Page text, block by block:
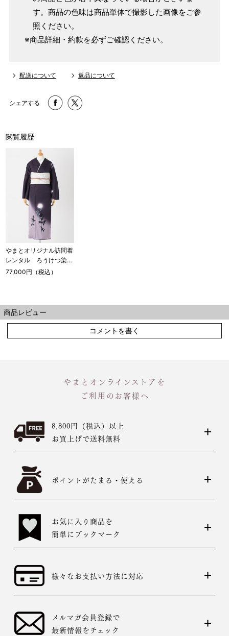
す。商品の色味は商品単体で撮影した画像をご参
照ください。
※商品詳細・約款を必ずご確認ください。
配送について 返品について
シェアする
閲覧履歴
やまとオリジナル訪問着
レンタル ろうけつ染
め 白薔薇
77,000円（税込）
商品レビュー
コメントを書く
やまとオンラインストアを
ご利用のお客様へ
8,800円（税込）以上
お買上げで送料無料
ポイントがたまる・使える
お気に入り商品を
簡単にブックマーク
様々なお支払い方法に対応
メルマガ会員登録で
最新情報をチェック